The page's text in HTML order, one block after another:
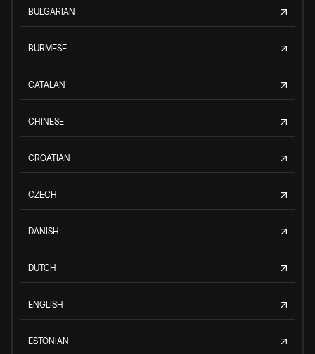
BULGARIAN
BURMESE
CATALAN
CHINESE
CROATIAN
CZECH
DANISH
DUTCH
ENGLISH
ESTONIAN